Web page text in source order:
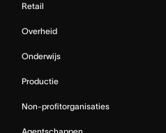
Retail
Overheid
Onderwijs
Productie
Non-profitorganisaties